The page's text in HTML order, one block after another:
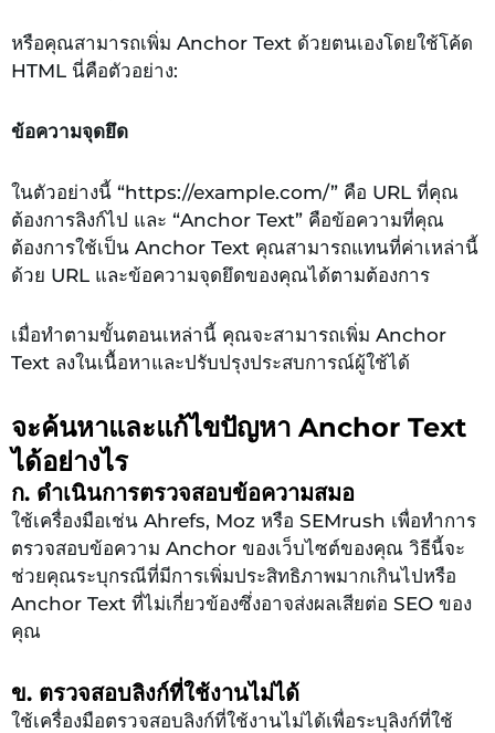
หรือคุณสามารถเพิ่ม Anchor Text ด้วยตนเองโดยใช้โค้ด
HTML นี่คือตัวอย่าง:
ข้อความจุดยึด
ในตัวอย่างนี้ “https://example.com/” คือ URL ที่คุณ
ต้องการลิงก์ไป และ “Anchor Text” คือข้อความที่คุณ
ต้องการใช้เป็น Anchor Text คุณสามารถแทนที่ค่าเหล่านี้
ด้วย URL และข้อความจุดยึดของคุณได้ตามต้องการ
เมื่อทำตามขั้นตอนเหล่านี้ คุณจะสามารถเพิ่ม Anchor
Text ลงในเนื้อหาและปรับปรุงประสบการณ์ผู้ใช้ได้
จะค้นหาและแก้ไขปัญหา Anchor Text
ได้อย่างไร
ก. ดำเนินการตรวจสอบข้อความสมอ
ใช้เครื่องมือเช่น Ahrefs, Moz หรือ SEMrush เพื่อทำการ
ตรวจสอบข้อความ Anchor ของเว็บไซต์ของคุณ วิธีนี้จะ
ช่วยคุณระบุกรณีที่มีการเพิ่มประสิทธิภาพมากเกินไปหรือ
Anchor Text ที่ไม่เกี่ยวข้องซึ่งอาจส่งผลเสียต่อ SEO ของ
คุณ
ข. ตรวจสอบลิงก์ที่ใช้งานไม่ได้
ใช้เครื่องมือตรวจสอบลิงก์ที่ใช้งานไม่ได้เพื่อระบุลิงก์ที่ใช้